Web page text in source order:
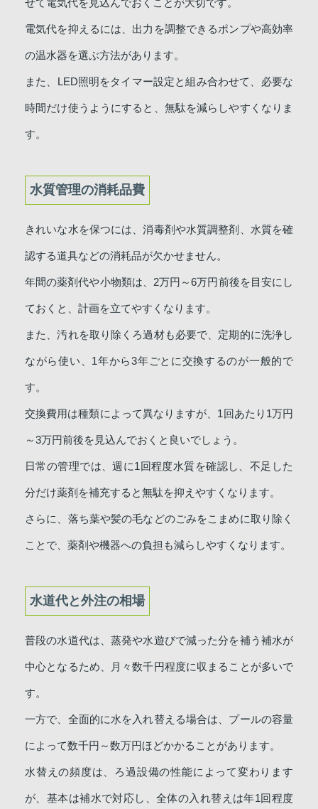
電気代を抑えるには、出力を調整できるポンプや高効率
の温水器を選ぶ方法があります。
また、LED照明をタイマー設定と組み合わせて、必要な
時間だけ使うようにすると、無駄を減らしやすくなりま
す。
水質管理の消耗品費
きれいな水を保つには、消毒剤や水質調整剤、水質を確
認する道具などの消耗品が欠かせません。
年間の薬剤代や小物類は、2万円～6万円前後を目安にし
ておくと、計画を立てやすくなります。
また、汚れを取り除くろ過材も必要で、定期的に洗浄し
ながら使い、1年から3年ごとに交換するのが一般的で
す。
交換費用は種類によって異なりますが、1回あたり1万円
～3万円前後を見込んでおくと良いでしょう。
日常の管理では、週に1回程度水質を確認し、不足した
分だけ薬剤を補充すると無駄を抑えやすくなります。
さらに、落ち葉や髪の毛などのごみをこまめに取り除く
ことで、薬剤や機器への負担も減らしやすくなります。
水道代と外注の相場
普段の水道代は、蒸発や水遊びで減った分を補う補水が
中心となるため、月々数千円程度に収まることが多いで
す。
一方で、全面的に水を入れ替える場合は、プールの容量
によって数千円～数万円ほどかかることがあります。
水替えの頻度は、ろ過設備の性能によって変わります
が、基本は補水で対応し、全体の入れ替えは年1回程度